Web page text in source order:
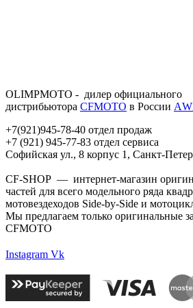
OLIMPMOTO - дилер официального
дистрибьютора CFMOTO в России
+7(921)945-78-40 отдел продаж
+7 (921) 945-77-83 отдел сервиса
Софийская ул., 8 корпус 1, Санкт-
CF-SHOP — интернет-магазин
частей для всего модельного ряда
мотовездеходов Side-by-Side и
Мы предлагаем только оригинальные
CFMOTO
Instagram Vk